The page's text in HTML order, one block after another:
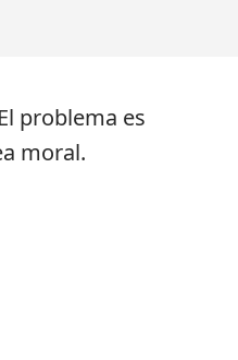
problema es
moral.